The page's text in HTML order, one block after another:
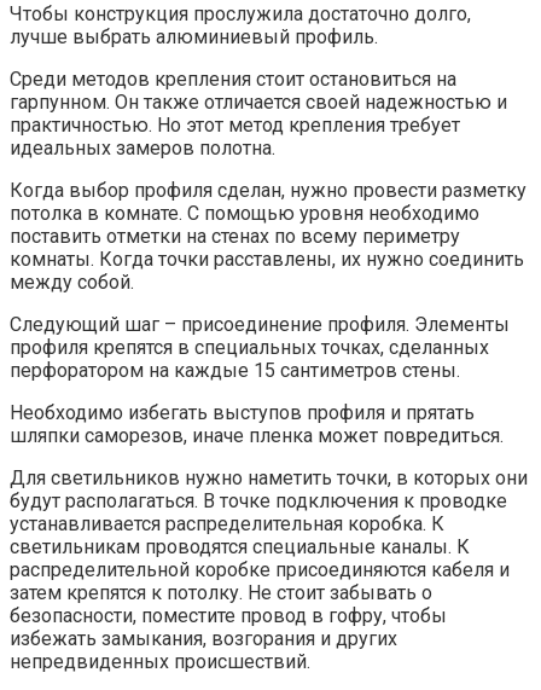
Чтобы конструкция прослужила достаточно долго,
лучше выбрать алюминиевый профиль.
Среди методов крепления стоит остановиться на
гарпунном. Он также отличается своей надежностью и
практичностью. Но этот метод крепления требует
идеальных замеров полотна.
Когда выбор профиля сделан, нужно провести разметку
потолка в комнате. С помощью уровня необходимо
поставить отметки на стенах по всему периметру
комнаты. Когда точки расставлены, их нужно соединить
между собой.
Следующий шаг – присоединение профиля. Элементы
профиля крепятся в специальных точках, сделанных
перфоратором на каждые 15 сантиметров стены.
Необходимо избегать выступов профиля и прятать
шляпки саморезов, иначе пленка может повредиться.
Для светильников нужно наметить точки, в которых они
будут располагаться. В точке подключения к проводке
устанавливается распределительная коробка. К
светильникам проводятся специальные каналы. К
распределительной коробке присоединяются кабеля и
затем крепятся к потолку. Не стоит забывать о
безопасности, поместите провод в гофру, чтобы
избежать замыкания, возгорания и других
непредвиденных происшествий.